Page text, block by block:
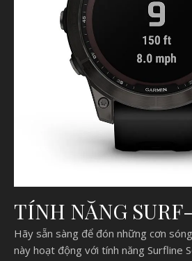
TÍNH NĂNG
Hãy sẵn sàng để đón những cơn
này hoạt động với tính năng Surfline